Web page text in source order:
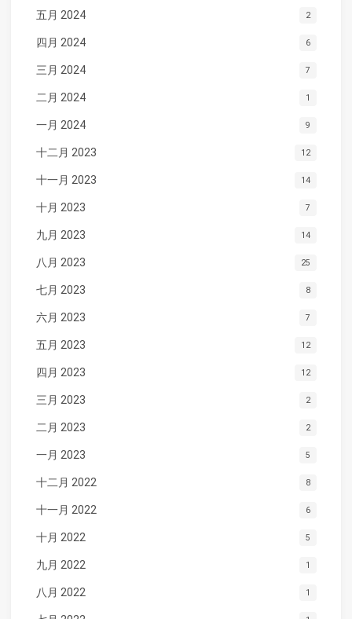
五月 2024 2
四月 2024 6
三月 2024 7
二月 2024 1
一月 2024 9
十二月 2023 12
十一月 2023 14
十月 2023 7
九月 2023 14
八月 2023 25
七月 2023 8
六月 2023 7
五月 2023 12
四月 2023 12
三月 2023 2
二月 2023 2
一月 2023 5
十二月 2022 8
十一月 2022 6
十月 2022 5
九月 2022 1
八月 2022 1